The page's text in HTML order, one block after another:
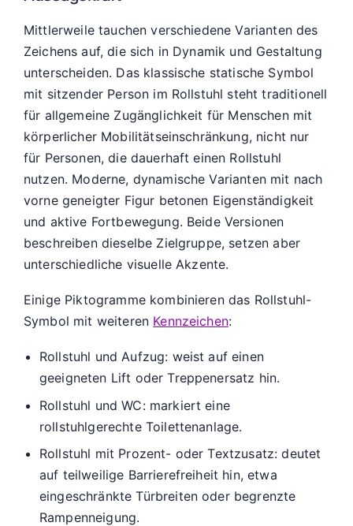
Mittlerweile tauchen verschiedene Varianten des
Zeichens auf, die sich in Dynamik und Gestaltung
unterscheiden. Das klassische statische Symbol
mit sitzender Person im Rollstuhl steht traditionell
für allgemeine Zugänglichkeit für Menschen mit
körperlicher Mobilitätseinschränkung, nicht nur
für Personen, die dauerhaft einen Rollstuhl
nutzen. Moderne, dynamische Varianten mit nach
vorne geneigter Figur betonen Eigenständigkeit
und aktive Fortbewegung. Beide Versionen
beschreiben dieselbe Zielgruppe, setzen aber
unterschiedliche visuelle Akzente.
Einige Piktogramme kombinieren das Rollstuhl-
Symbol mit weiteren Kennzeichen:
Rollstuhl und Aufzug: weist auf einen
geeigneten Lift oder Treppenersatz hin.
Rollstuhl und WC: markiert eine
rollstuhlgerechte Toilettenanlage.
Rollstuhl mit Prozent- oder Textzusatz: deutet
auf teilweilige Barrierefreiheit hin, etwa
eingeschränkte Türbreiten oder begrenzte
Rampenneigung.